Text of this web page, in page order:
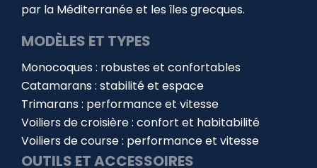
par la Méditerranée et les îles grecques.
MODÈLES ET TYPES
Monocoques : robustes et confortables
Catamarans : stabilité et espace
Trimarans : performance et vitesse
Voiliers de croisière : confort et habitabilité
Voiliers de course : performance et vitesse
OUTILS ET ACCESSOIRES